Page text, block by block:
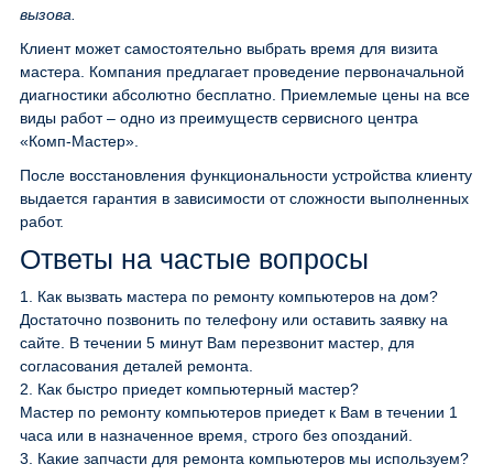
вызова.
Клиент может самостоятельно выбрать время для визита
мастера. Компания предлагает проведение первоначальной
диагностики абсолютно бесплатно. Приемлемые цены на все
виды работ – одно из преимуществ сервисного центра
«Комп-Мастер».
После восстановления функциональности устройства клиенту
выдается гарантия в зависимости от сложности выполненных
работ.
Ответы на частые вопросы
1.
Как вызвать мастера по ремонту компьютеров на дом?
Достаточно позвонить по телефону или оставить заявку на
сайте. В течении 5 минут Вам перезвонит мастер, для
согласования деталей ремонта.
2.
Как быстро приедет компьютерный мастер?
Мастер по ремонту компьютеров приедет к Вам в течении 1
часа или в назначенное время, строго без опозданий.
3.
Какие запчасти для ремонта компьютеров мы используем?